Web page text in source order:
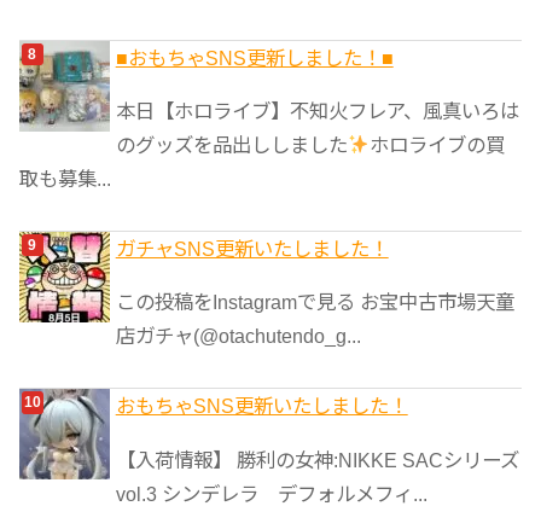
■おもちゃSNS更新しました！■
本日【ホロライブ】不知火フレア、風真いろは
のグッズを品出ししました
ホロライブの買
取も募集...
ガチャSNS更新いたしました！
この投稿をInstagramで見る お宝中古市場天童
店ガチャ(@otachutendo_g...
おもちゃSNS更新いたしました！
【入荷情報】 勝利の女神:NIKKE SACシリーズ
vol.3 シンデレラ デフォルメフィ...